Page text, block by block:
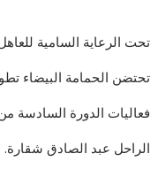
تحت الرعاية السامية
تحتضن الحمامة البيضاء
فعاليات الدورة السادسة
الراحل عبد الصادق شقارة.